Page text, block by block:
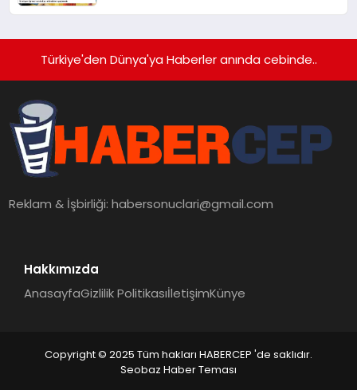
Türkiye'den Dünya'ya Haberler anında cebinde..
Reklam & İşbirliği:habersonuclari@gmail.com
Hakkımızda
AnasayfaGizlilik PolitikasıİletişimKünye
Copyright © 2025 Tüm hakları HABERCEP 'de saklıdır.
Seobaz Haber Teması